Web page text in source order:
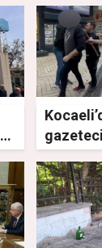
saldırı